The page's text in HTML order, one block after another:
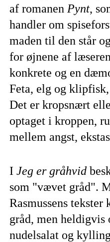
af romanen Pynt,
handler om
maden til den står
for øjnene af
konkrete og en
Feta, elg og
Det er kropsnært
optaget i kroppen,
mellem angst,
IJeg er gråhvid
som "vævet gråd".
Rasmussens
gråd, men heldigvis
nudelsalat og